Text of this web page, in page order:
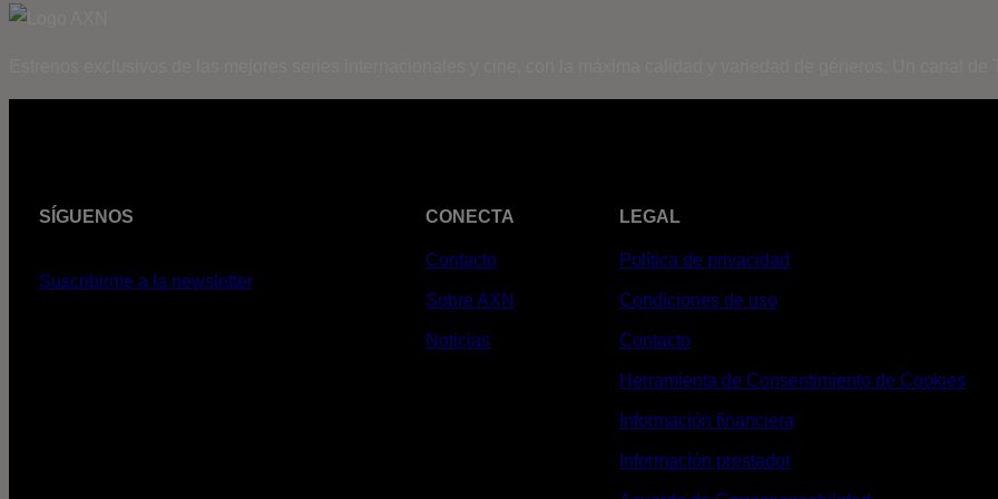
SÍGUENOS
Suscribirme a la newsletter
CONECTA
Contacto
Sobre AXN
Noticias
LEGAL
Política de privacidad
Condiciones de uso
Contacto
Herramienta de Consentimiento de Cookies
Información financiera
Información prestador